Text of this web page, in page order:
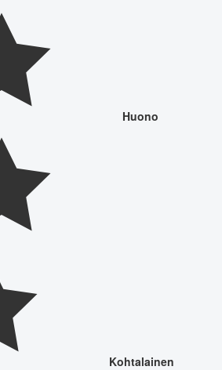
Huono
Kohtalainen